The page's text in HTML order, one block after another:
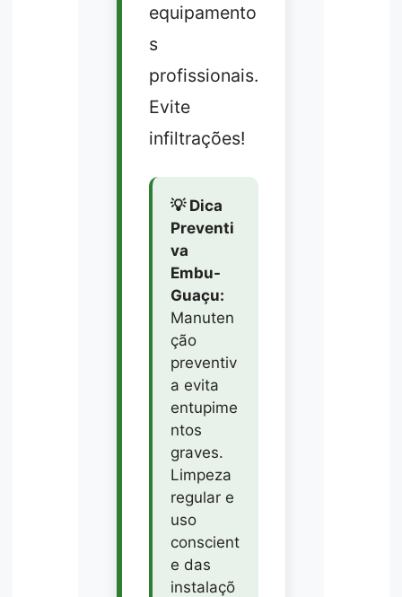
equipamento
s
profissionais.
Evite
infiltrações!
💡 Dica
Preventi
va
Embu-
Guaçu:
Manuten
ção
preventiv
a evita
entupime
ntos
graves.
Limpeza
regular e
uso
conscient
e das
instalaçõ